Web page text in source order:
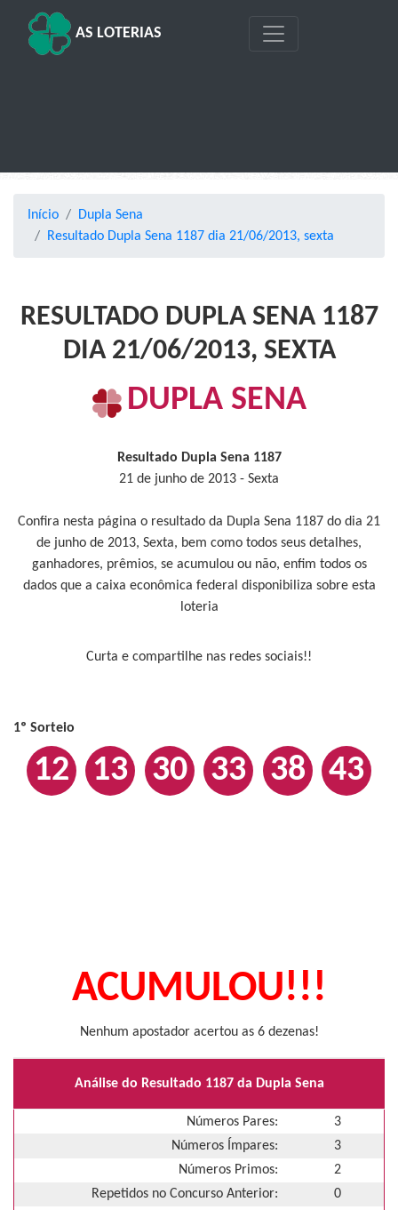
AS LOTERIAS
Início
Dupla Sena
Resultado Dupla Sena 1187 dia 21/06/2013, sexta
RESULTADO DUPLA SENA 1187
DIA 21/06/2013, SEXTA
DUPLA SENA
Resultado Dupla Sena 1187
21 de junho de 2013 - Sexta
Confira nesta página o resultado da Dupla Sena 1187 do dia 21
de junho de 2013, Sexta, bem como todos seus detalhes,
ganhadores, prêmios, se acumulou ou não, enfim todos os
dados que a caixa econômica federal disponibiliza sobre esta
loteria
Curta e compartilhe nas redes sociais!!
1º Sorteio
12 13 30 33 38 43
ACUMULOU!!!
Nenhum apostador acertou as 6 dezenas!
Análise do Resultado 1187 da Dupla Sena
Números Pares:
3
Números Ímpares:
3
Números Primos:
2
Repetidos no Concurso Anterior:
0